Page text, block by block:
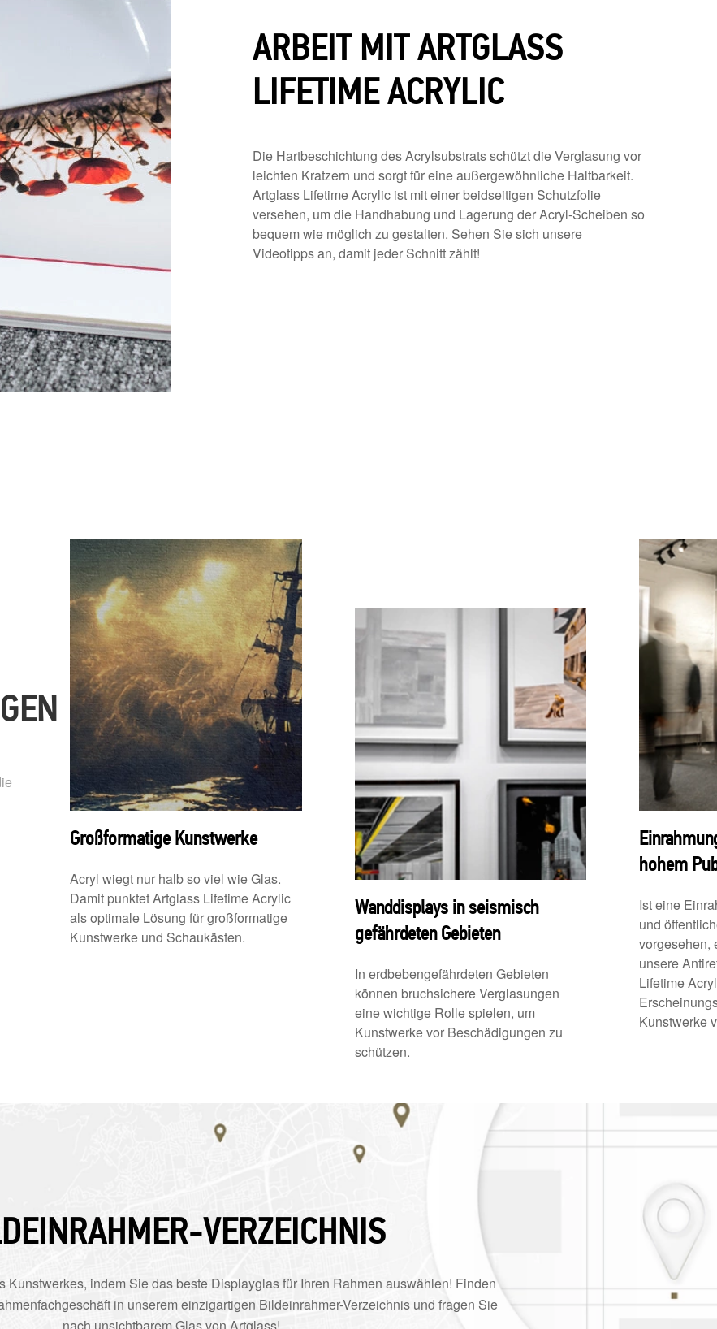
ARBEIT MIT ARTGLASS
LIFETIME ACRYLIC
Die Hartbeschichtung des Acrylsubstrats schützt die Verglasung vor
leichten Kratzern und sorgt für eine außergewöhnliche Haltbarkeit.
Artglass Lifetime Acrylic ist mit einer beidseitigen Schutzfolie
versehen, um die Handhabung und Lagerung der Acryl-Scheiben so
bequem wie möglich zu gestalten. Sehen Sie sich unsere
Videotipps an, damit jeder Schnitt zählt!
Großformatige Kunstwerke
Acryl wiegt nur halb so viel wie Glas.
Damit punktet Artglass Lifetime Acrylic
als optimale Lösung für großformatige
Kunstwerke und Schaukästen.
Wanddisplays in seismisch
gefährdeten Gebieten
In erdbebengefährdeten Gebieten
können bruchsichere Verglasungen
eine wichtige Rolle spielen, um
Kunstwerke vor Beschädigungen zu
schützen.
hohem
Ist eine
und
vorgesehen,
unsere
Lifetime
Kunstwerke
VERZEICHNIS
Kunstwerkes, indem Sie das beste Displayglas für Ihren Rahmen auswählen! Finden
in unserem einzigartigen Bildeinrahmer-Verzeichnis und fragen Sie